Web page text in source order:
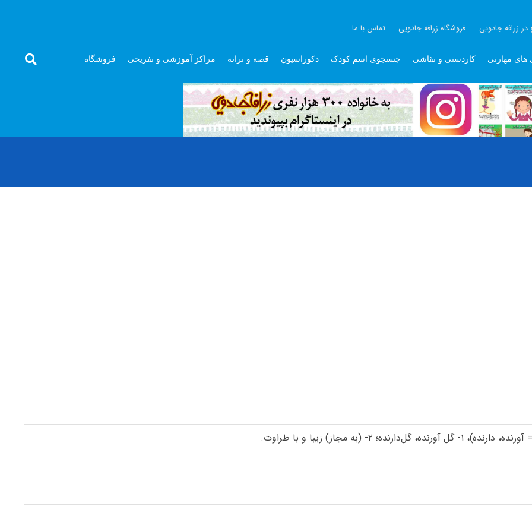
در زرافه جادویی فروشگاه زرافه جادویی تماس با ما
های مهارتی کاردستی و نقاشی جستجوی اسم کودک دکوراسیون قصه و ترانه مراکز آموزشی و تفریحی فروشگاه
(به مجاز) زیبا و با طراوت.